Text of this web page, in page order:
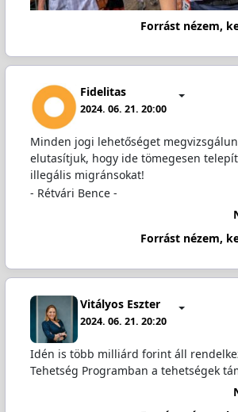
Forrást nézem,
Fidelitas
2024. 06. 21. 20:00
Minden jogi lehetőséget
elutasítjuk, hogy ide tömegesen
illegális migránsokat!
- Rétvári Bence -
Forrást nézem,
Vitályos Eszter
2024. 06. 21. 20:20
Idén is több milliárd forint áll
Tehetség Programban a tehetségek